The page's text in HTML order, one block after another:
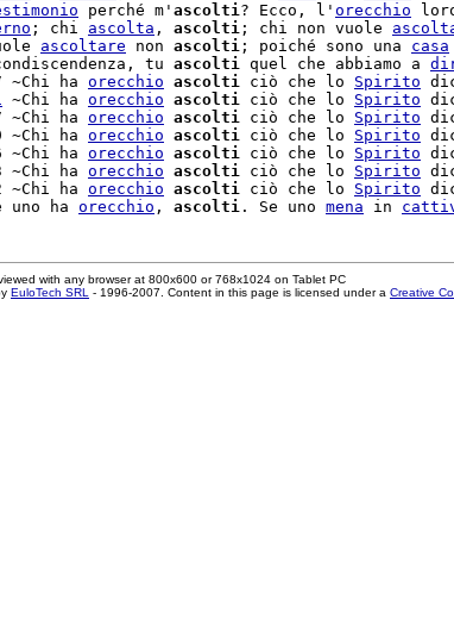
perché m' ascolti? Ecco, l' orecchio
; chi ascolta , ascolti ; chi non vuole
ascoltare non ascolti ; poiché sono una casa
tu ascolti quel che abbiamo a
ha orecchio ascolti ciò che lo Spirito
~Chi ha orecchio ascolti ciò che lo Spirito
ha orecchio ascolti ciò che lo Spirito
ha orecchio ascolti ciò che lo Spirito
ha orecchio ascolti ciò che lo Spirito
ha orecchio ascolti ciò che lo Spirito
ha orecchio ascolti ciò che lo Spirito
ha orecchio , ascolti . Se uno mena in
with any browser at 800x600 or 768x1024 on Tablet PC
EuloTech SRL - 1996-2007. Content in this page is licensed under a Creative